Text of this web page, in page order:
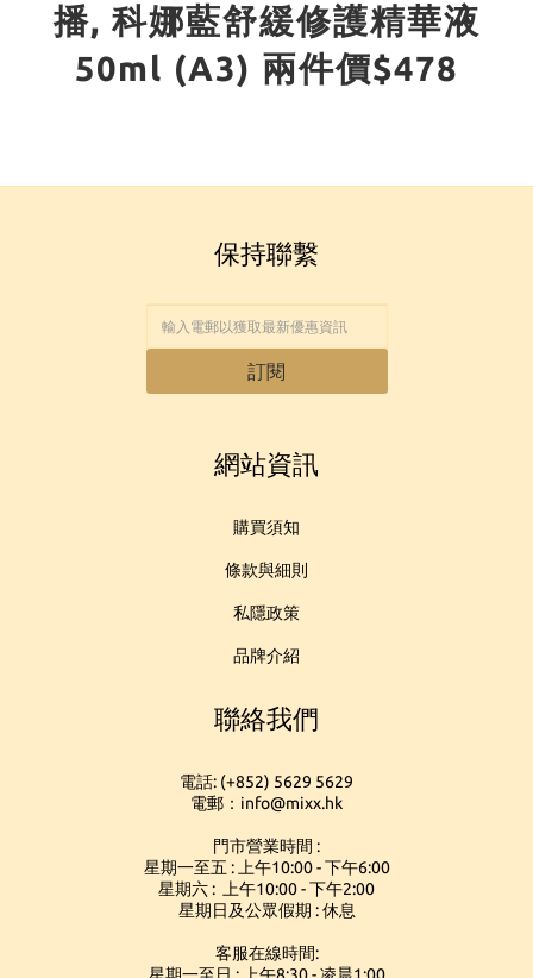
播, 科娜藍舒緩修護精華液
50ml (A3) 兩件價$478
保持聯繫
訂閱
網站資訊
購買須知
條款與細則
私隱政策
品牌介紹
聯絡我們
電話: (+852) 5629 5629
電郵：info@mixx.hk
門市營業時間 :
星期一至五 : 上午10:00 - 下午6:00
星期六 : 上午10:00 - 下午2:00
星期日及公眾假期 : 休息
客服在線時間: